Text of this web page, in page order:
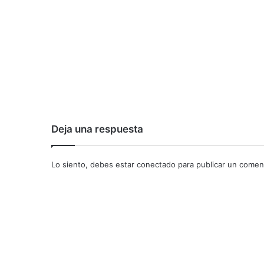
Deja una respuesta
Lo siento, debes estar conectado para publicar un